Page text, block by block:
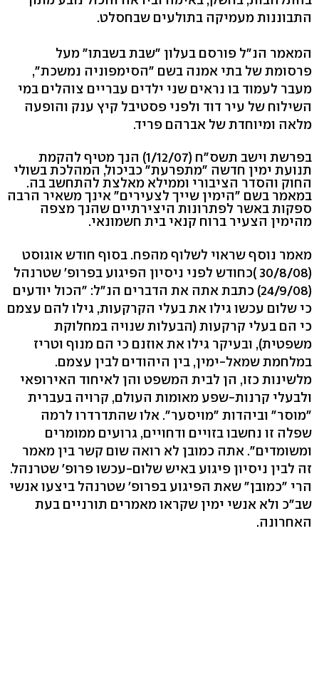
התבוננות מעמיקה בתולעים שבחסלט.
המאמר הנ"ל פורסם בעלון "שבת בשבתו" מעל
פרסומת של בתי אמנה בשם "הסימפוניה נמשכת",
מעבר לעמוד בו נראים שני ילדים עבריים צוהלים במי
השילוח של עיר דוד ולפני פסטיבל קיץ ענק והופעה
מלאה ומיוחדת של אברהם פריד.
בפרשת וישב תשס"ח (1/12/07) הנך מטיף להקמת
תנועת ימין חדשה "מתפרעת" כביכול, המהלכת בשולי
החוק והסדר הציבורי וממילא מאלצת להתחשב בה.
במאמר בשם "הימין שייך לצעירים" אינך משאיר הרבה
ספקות באשר לפתרונות היצירתיים שהנך מצפה
מהימין הצעיר ברוח קנאי בית חשמונאי.
מאמר נוסף שראוי לשלוף מהפח. בסוף חודש אוגוסט
(30/8/08 )כחודש לפני ניסיון הפיגוע בפרופ' שטרנהל
(24/9/08) כתבת אתה את הדברים הנ"ל: "הכול יודעים
כי שלום עכשו גילו את בעלי הקרקעות, גילו להם עצמם
כי הם בעלי קרקעות (הבעלות שנויה במחלוקת
משפטית), ובעיקר גילו את אוזנם כי הם מנוף וטריז
במלחמת שמאל-ימין, בין היהודים לבין עצמם.
מלשינות כזו, הן לבית המשפט והן לאיחוד האירופאי
ולבעלי קרנות-שפע מאומות העולם, קרויה בעברית
"מוסר" וביהדות "מויסער". אלו שהתדרדרו לרמה
שפלה זו נחשבו בזויים ודחויים, גרועים ממומרים
ומשומדים". אתה כמובן לא רואה שום קשר בין מאמר
זה לבין ניסיון פיגוע באיש שלום-עכשו פרופ' שטרנהל.
הרי "כמובן" שאת הפיגוע בפרופ' שטרנהל ביצעו אנשי
שב"כ ולא אנשי ימין שקראו מאמרים תורניים בעת
האחרונה.